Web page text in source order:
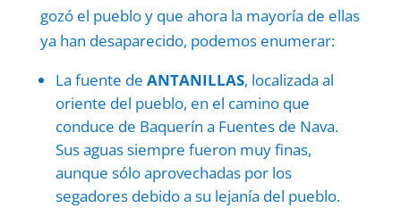
gozó el pueblo y que ahora la mayoría de ellas
ya han desaparecido, podemos enumerar:
La fuente de ANTANILLAS, localizada al
oriente del pueblo, en el camino que
conduce de Baquerín a Fuentes de Nava.
Sus aguas siempre fueron muy finas,
aunque sólo aprovechadas por los
segadores debido a su lejanía del pueblo.